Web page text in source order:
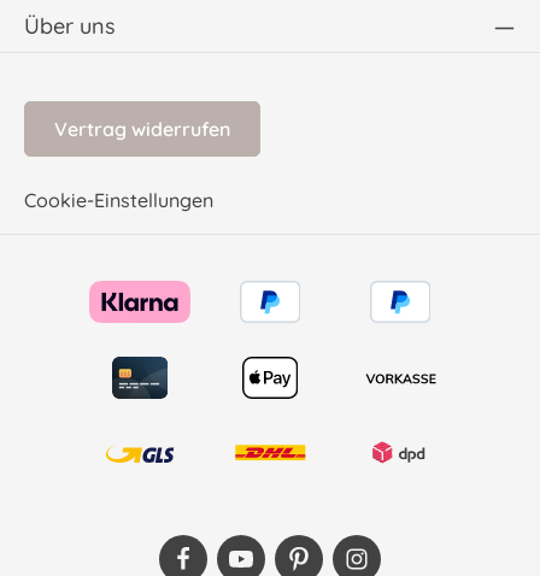
Über uns
Vertrag widerrufen
Cookie-Einstellungen